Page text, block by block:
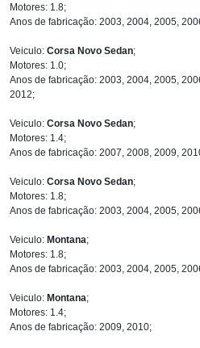
Motores: 1.8;
Anos de fabricação: 2003, 2004, 2005,
Veiculo: Corsa Novo Sedan;
Motores: 1.0;
Anos de fabricação: 2003, 2004, 2005,
2012;
Veiculo: Corsa Novo Sedan;
Motores: 1.4;
Anos de fabricação: 2007, 2008, 2009,
Veiculo: Corsa Novo Sedan;
Motores: 1.8;
Anos de fabricação: 2003, 2004, 2005,
Veiculo: Montana;
Motores: 1.8;
Anos de fabricação: 2003, 2004, 2005,
Veiculo: Montana;
Motores: 1.4;
Anos de fabricação: 2009, 2010;